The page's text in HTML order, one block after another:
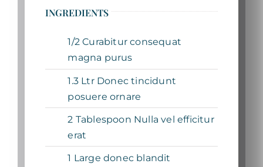
INGREDIENTS
1/2 Curabitur consequat
magna purus
1.3 Ltr Donec tincidunt
posuere ornare
2 Tablespoon Nulla vel efficitur
erat
1 Large donec blandit